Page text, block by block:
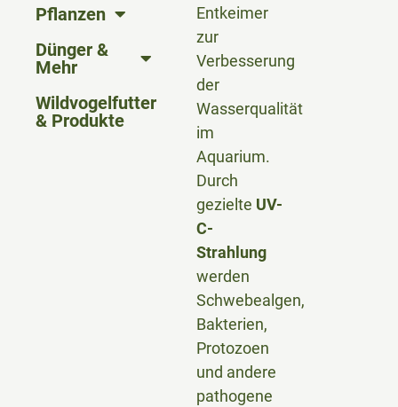
Pflanzen
Dünger &
Mehr
Wildvogelfutter
& Produkte
Entkeimer
zur
Verbesserung
der
Wasserqualität
im
Aquarium.
Durch
gezielte UV-
C-
Strahlung
werden
Schwebealgen,
Bakterien,
Protozoen
und andere
pathogene